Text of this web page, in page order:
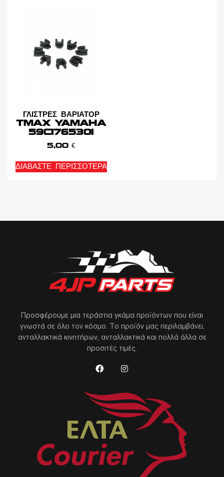
ΓΛΙΣΤΡΕΣ ΒΑΡΙΑΤΟΡ
TMAX YAMAHA
59C1765301
5,00 €
ΔΙΑΒΆΣΤΕ ΠΕΡΙΣΣΌΤΕΡΑ
Προσφέρουμε μια τεράστια γκάμα προϊόντων που είναι
γνωστά σε όλο τον κόσμο. Το προϊόν μας περιλαμβάνει,
ανταλλακτικά κινητήρων, ανταλλακτικά και πολλά άλλα σε
προσιτές τιμές.